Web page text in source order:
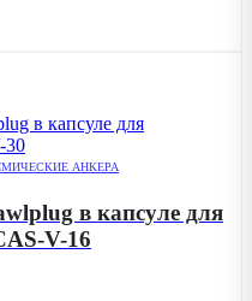
АНКЕРА
в капсуле для
V-16